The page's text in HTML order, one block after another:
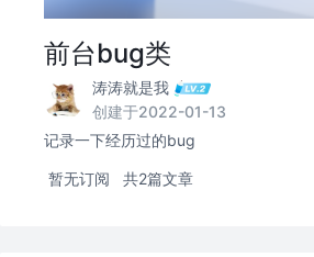
前台bug类
涛涛就是我
创建于2022-01-13
记录一下经历过的bug
暂无订阅 共2篇文章